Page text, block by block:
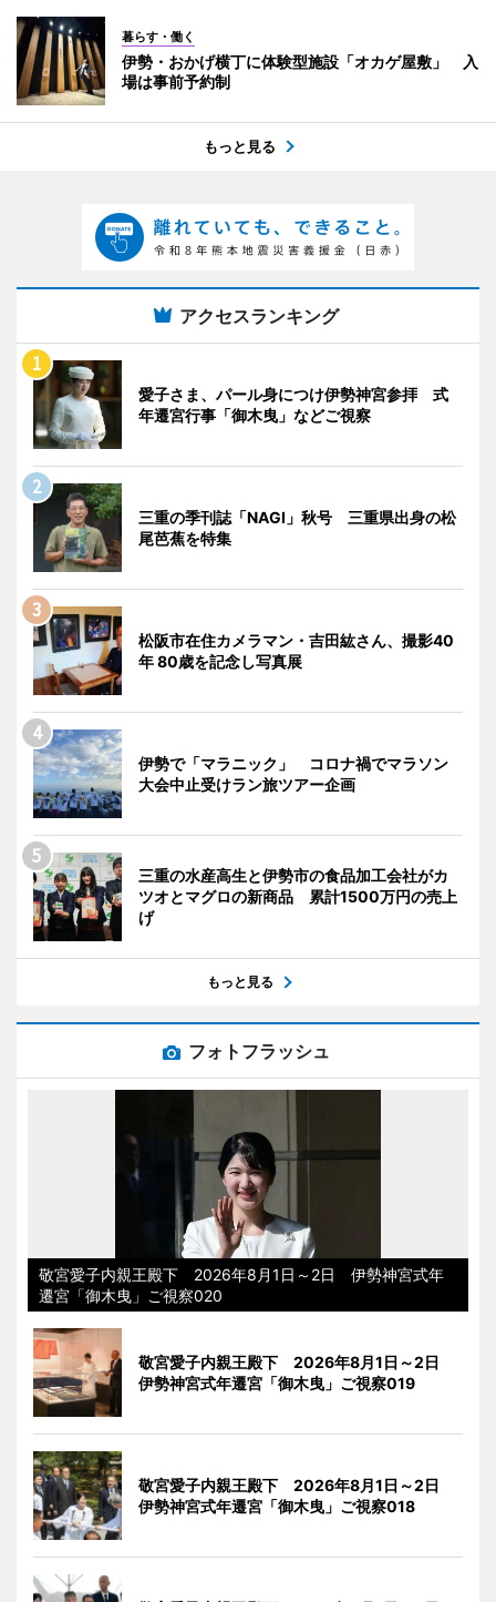
暮らす・働く
伊勢・おかげ横丁に体験型施設「オカゲ屋敷」 入
場は事前予約制
もっと見る
アクセスランキング
愛子さま、パール身につけ伊勢神宮参拝 式
年遷宮行事「御木曳」などご視察
三重の季刊誌「NAGI」秋号 三重県出身の松
尾芭蕉を特集
松阪市在住カメラマン・吉田紘さん、撮影40
年 80歳を記念し写真展
伊勢で「マラニック」 コロナ禍でマラソン
大会中止受けラン旅ツアー企画
三重の水産高生と伊勢市の食品加工会社がカ
ツオとマグロの新商品 累計1500万円の売上
げ
もっと見る
フォトフラッシュ
敬宮愛子内親王殿下 2026年8月1日～2日 伊勢神宮式年
遷宮「御木曳」ご視察020
敬宮愛子内親王殿下 2026年8月1日～2日
伊勢神宮式年遷宮「御木曳」ご視察019
敬宮愛子内親王殿下 2026年8月1日～2日
伊勢神宮式年遷宮「御木曳」ご視察018